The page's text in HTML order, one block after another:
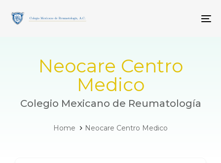
links
primary
Neocare Centro
Medico
Colegio Mexicano de Reumatología
Home Neocare Centro Medico